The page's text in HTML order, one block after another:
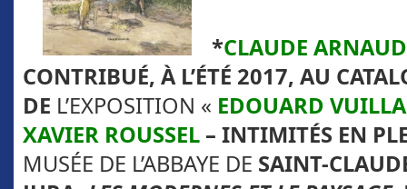
*CLAUDE ARNAUD
CONTRIBUÉ, À L’ÉTÉ 2017, AU
DE L’EXPOSITION « EDOUARD
XAVIER ROUSSEL – INTIMITÉS EN
MUSÉE DE L’ABBAYE DE SAINT-